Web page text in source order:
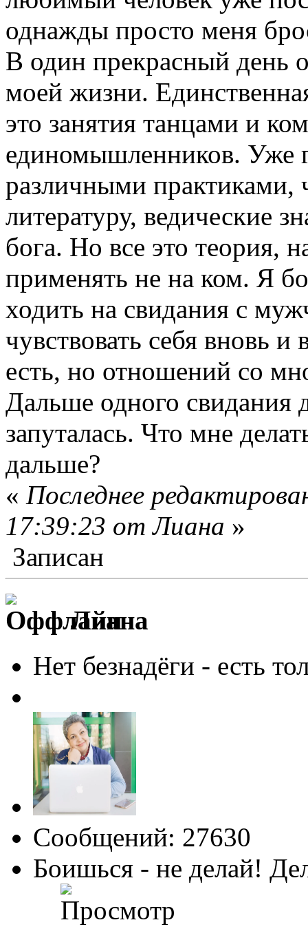
однажды просто меня
В один прекрасный день
моей жизни.
это занятия танцами и
единомышленников. Уже
различными практиками,
литературу, ведические
бога. Но все это теория,
применять не на ком. Я
ходить на свидания с
чувствовать себя вновь
есть, но отношений со
Дальше одного свидания
запуталась. Что мне
дальше?
« Последнее
17:39:23 от Лиана »
Записан
Лиана
Нет безнадёги - есть
Сообщений: 27630
Боишься - не делай!